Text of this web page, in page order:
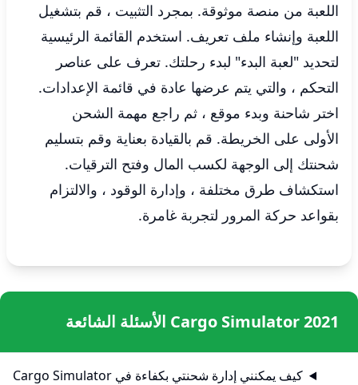
اللعبة من منصة موثوقة. بمجرد التثبيت ، قم بتشغيل
اللعبة وإنشاء ملف تعريف. استخدم القائمة الرئيسية
لتحديد "لعبة البدء" لبدء رحلتك. تعرف على عناصر
التحكم ، والتي يتم عرضها عادة في قائمة الإعدادات.
اختر شاحنة وبدء موقع ، ثم راجع مهمة الشحن
الأولى على الخريطة. قم بالقيادة بعناية وقم بتسليم
شحنتك إلى الوجهة لكسب المال وفتح الترقيات.
استكشاف طرق مختلفة ، وإدارة الوقود ، والالتزام
بقواعد حركة المرور لتجربة غامرة.
Cargo Simulator 2021 الأسئلة الشائعة
كيف يمكنني إدارة شحنتي بكفاءة في Cargo Simulator